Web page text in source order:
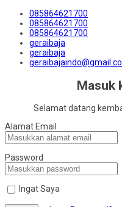
085864621700
085864621700
085864621700
geraibaja
geraibaja
Masuk
Selamat datang
Alamat Email
Password
Ingat Saya